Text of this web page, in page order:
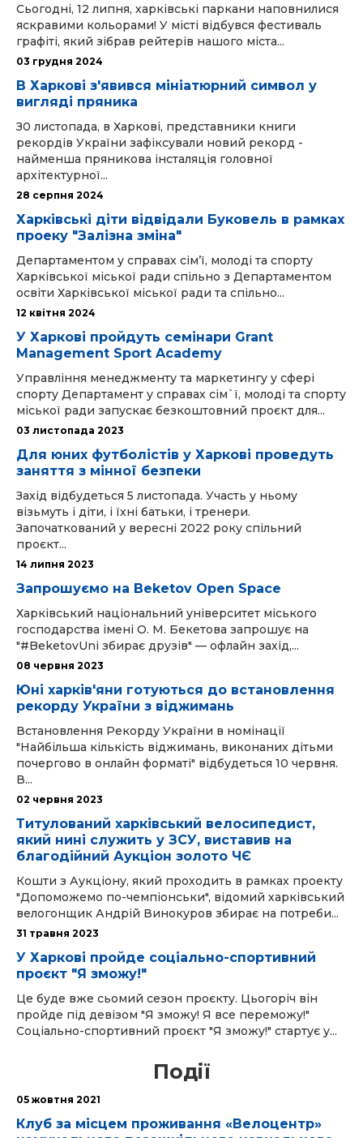
Сьогодні, 12 липня, харківські паркани наповнилися
яскравими кольорами! У місті відбувся фестиваль
графіті, який зібрав рейтерів нашого міста...
03 грудня 2024
В Харкові з'явився мініатюрний символ у
вигляді пряника
З0 листопада, в Харкові, представники книги
рекордів України зафіксували новий рекорд -
найменша пряникова інсталяція головної
архітектурної...
28 серпня 2024
Харківські діти відвідали Буковель в рамках
проеку "Залізна зміна"
Департаментом у справах сім’ї, молоді та спорту
Харківської міської ради спільно з Департаментом
освіти Харківської міської ради та спільно...
12 квітня 2024
У Харкові пройдуть семінари Grant
Management Sport Academy
Управління менеджменту та маркетингу у сфері
спорту Департамент у справах сім`ї, молоді та спорту
міської ради запускає безкоштовний проєкт для...
03 листопада 2023
Для юних футболістів у Харкові проведуть
заняття з мінної безпеки
Захід відбудеться 5 листопада. Участь у ньому
візьмуть і діти, і їхні батьки, і тренери.
Започаткований у вересні 2022 року спільний
проєкт...
14 липня 2023
Запрошуємо на Beketov Open Space
Харківський національний університет міського
господарства імені О. М. Бекетова запрошує на
"#BeketovUni збирає друзів" — офлайн захід,...
08 червня 2023
Юні харків'яни готуються до встановлення
рекорду України з віджимань
Встановлення Рекорду України в номінації
"Найбільша кількість віджимань, виконаних дітьми
почергово в онлайн форматі" відбудеться 10 червня.
В...
02 червня 2023
Титулований харківський велосипедист,
який нині служить у ЗСУ, виставив на
благодійний Аукціон золото ЧЄ
Кошти з Аукціону, який проходить в рамках проекту
"Допоможемо по-чемпіонськи", відомий харківський
велогонщик Андрій Винокуров збирає на потреби...
31 травня 2023
У Харкові пройде соціально-спортивний
проєкт "Я зможу!"
Це буде вже сьомий сезон проєкту. Цьогоріч він
пройде під девізом "Я зможу! Я все переможу!"
Соціально-спортивний проєкт "Я зможу!" стартує у...
Події
05 жовтня 2021
Клуб за місцем проживання «Велоцентр»